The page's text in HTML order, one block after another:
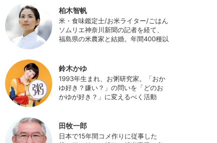
http://www.ijas.co.jp/
最近はWeb関連の仕事も始め、半農
半Xの生活。
柏木智帆
米・食味鑑定士/お米ライター/ごはん
ソムリエ神奈川新聞の記者を経て、
福島県の米農家と結婚。年間400種以
イベント、講演活動など、お米の魅
力を伝える活動を行っている。ま
た、4歳の娘の食事やお弁当づくりを
通して、食育にも目を向けている。
プロフィール写真 ©杉山晃造
鈴木かゆ
1993年生まれ、お粥研究家。「おか
ゆ好き？嫌い？」の問いを「どのお
かゆが好き？」に変えるべく活動
アにてお粥レシピ/レポ/歴史/文化な
どを発信中。JAPAN MENSA会員。
田牧一郎
日本で15年間コメ作りに従事した